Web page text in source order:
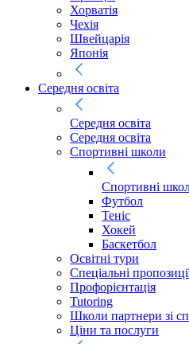
Хорватія
Чехія
Швейцарія
Японія
Середня освіта
Середня освіта
Середня освіта
Спортивні школи
Спортивні
Футбол
Теніс
Хокей
Баскетбол
Освітні тури
Спеціальні
Профорієнтація
Tutoring
Школи партнери зі
Ціни та послуги